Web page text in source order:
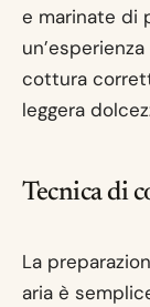
e marinate di
cottura
leggera
Tecnica di
La
aria è